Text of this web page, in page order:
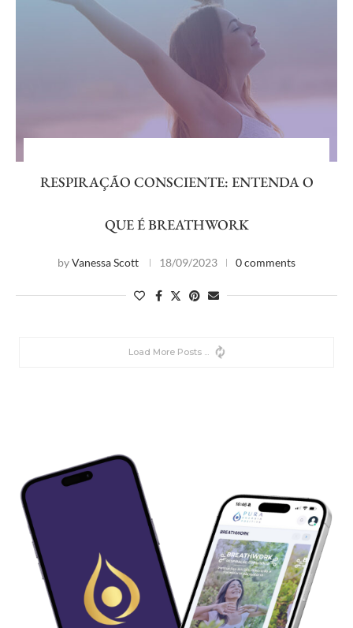
RESPIRAÇÃO CONSCIENTE: ENTENDA O
QUE É BREATHWORK
byVanessa Scott 18/09/2023 0 comments
Sorry, No more posts